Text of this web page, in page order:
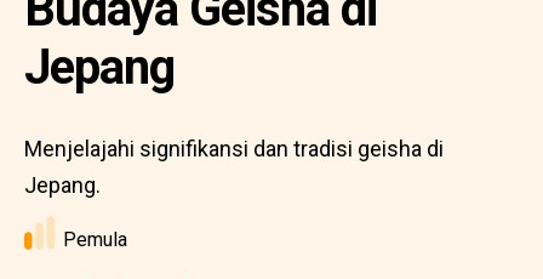
Jepang
Menjelajahi signifikansi dan tradisi geisha di
Jepang.
Pemula